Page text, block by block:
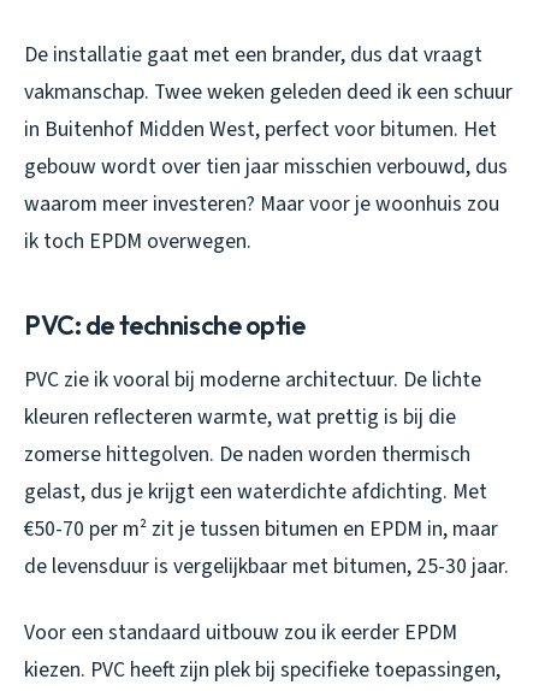
De installatie gaat met een brander, dus dat vraagt
vakmanschap. Twee weken geleden deed ik een schuur
in Buitenhof Midden West, perfect voor bitumen. Het
gebouw wordt over tien jaar misschien verbouwd, dus
waarom meer investeren? Maar voor je woonhuis zou
ik toch EPDM overwegen.
PVC: de technische optie
PVC zie ik vooral bij moderne architectuur. De lichte
kleuren reflecteren warmte, wat prettig is bij die
zomerse hittegolven. De naden worden thermisch
gelast, dus je krijgt een waterdichte afdichting. Met
€50-70 per m² zit je tussen bitumen en EPDM in, maar
de levensduur is vergelijkbaar met bitumen, 25-30 jaar.
Voor een standaard uitbouw zou ik eerder EPDM
kiezen. PVC heeft zijn plek bij specifieke toepassingen,